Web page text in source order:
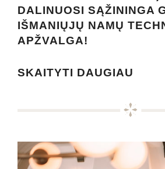
DALINUOSI SĄŽININGA
IŠMANIŲJŲ NAMŲ
APŽVALGA!
SKAITYTI DAUGIAU